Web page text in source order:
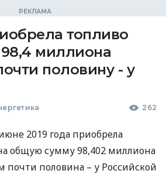
топливо
миллиона
половину - у
262
2019 года приобрела
общую сумму 98,402 миллиона
почти половина – у Российской